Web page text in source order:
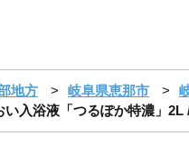
地方 岐阜県恵那市
い入浴液「つるぽか特濃」